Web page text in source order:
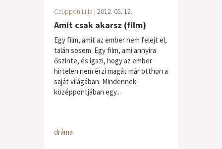
Czuppon Lilla | 2012. 05. 12.
Amit csak akarsz (film)
Egy film, amit az ember nem felejt el,
talán sosem. Egy film, ami annyira
őszinte, és igazi, hogy az ember
hirtelen nem érzi magát már otthon a
saját világában. Mindennek
középpontjában egy...
dráma